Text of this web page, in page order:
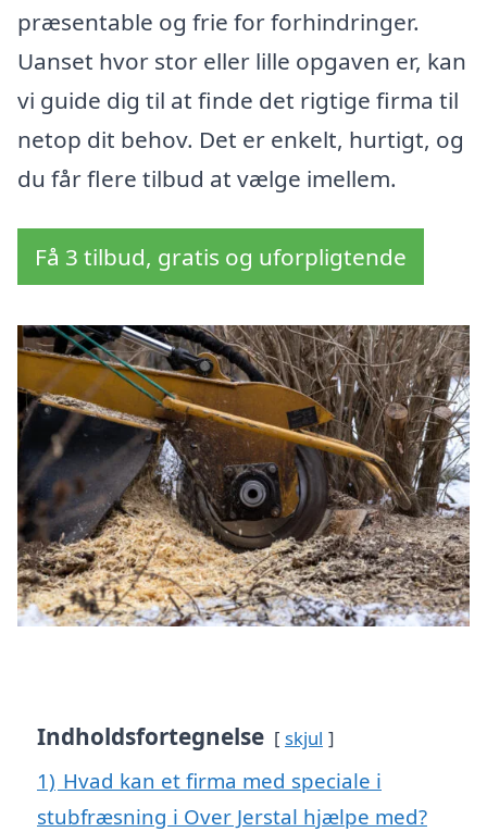
præsentable og frie for forhindringer.
Uanset hvor stor eller lille opgaven er, kan
vi guide dig til at finde det rigtige firma til
netop dit behov. Det er enkelt, hurtigt, og
du får flere tilbud at vælge imellem.
Få 3 tilbud, gratis og uforpligtende
Indholdsfortegnelse skjul
1) Hvad kan et firma med speciale i
stubfræsning i Over Jerstal hjælpe med?